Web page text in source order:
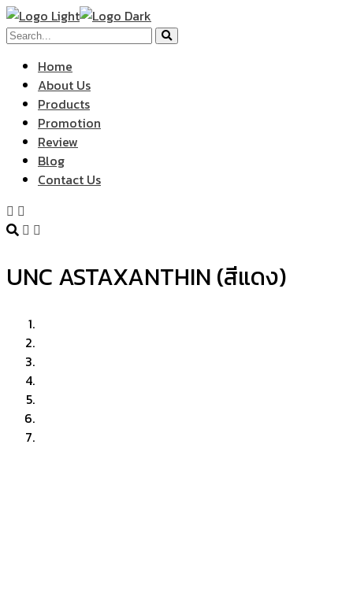
Home
About Us
Products
Promotion
Review
Blog
Contact Us
UNC ASTAXANTHIN (สีแดง)